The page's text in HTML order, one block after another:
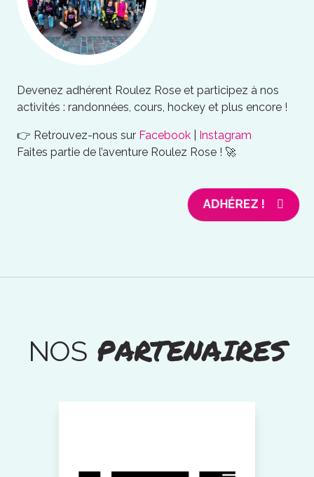
Devenez adhérent Roulez Rose et participez à nos
activités : randonnées, cours, hockey et plus encore !
👉 Retrouvez-nous sur Facebook
Instagram
Faites partie de l’aventure Roulez Rose ! 🚀
ADHÉREZ !
NOSPARTENAIRES